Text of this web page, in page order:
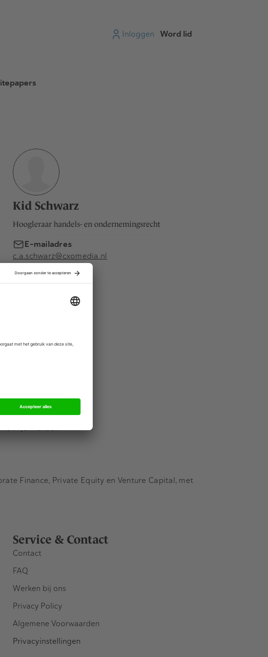
Inloggen Word lid
Kid Schwarz
Hoogleraar handels- en ondernemingsrecht
E-mailadres
c.a.schwarz@cxomedia.nl
in je mailbox
Service & Contact
Contact
FAQ
Werken bij ons
Privacy Policy
Algemene Voorwaarden
Privacyinstellingen
Finance, Private Equity en Venture Capital, met